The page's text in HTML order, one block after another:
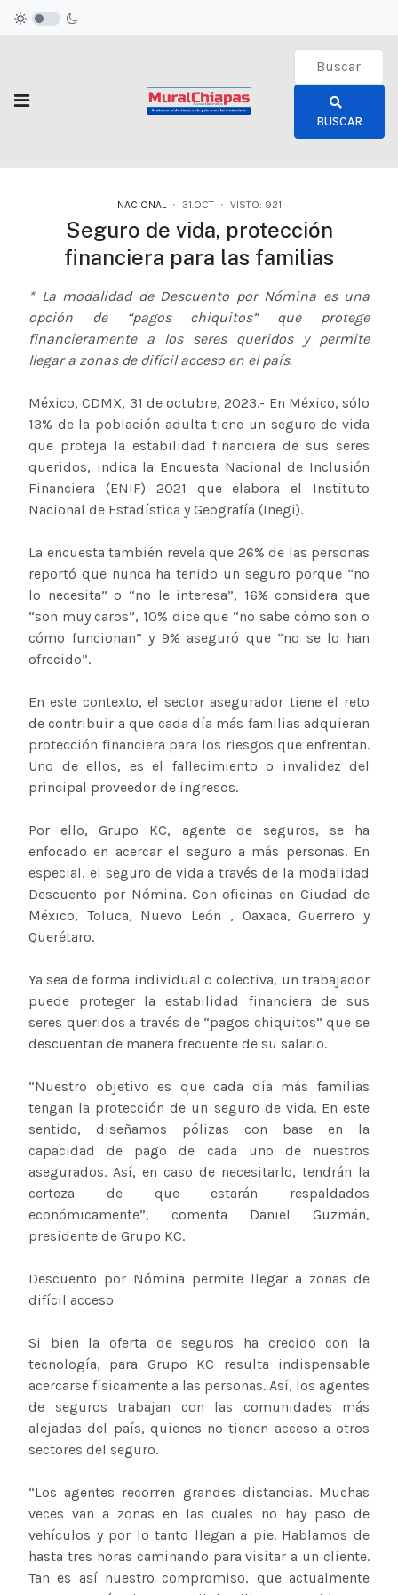
Type 2 or
BUSCAR
NACIONAL 31.OCT VISTO: 921
Seguro de vida, protección
financiera para las familias
* La modalidad de Descuento por Nómina es una
opción de “pagos chiquitos” que protege
financieramente a los seres queridos y permite
llegar a zonas de difícil acceso en el país.
México, CDMX, 31 de octubre, 2023.- En México, sólo
13% de la población adulta tiene un seguro de vida
que proteja la estabilidad financiera de sus seres
queridos, indica la Encuesta Nacional de Inclusión
Financiera (ENIF) 2021 que elabora el Instituto
Nacional de Estadística y Geografía (Inegi).
La encuesta también revela que 26% de las personas
reportó que nunca ha tenido un seguro porque “no
lo necesita” o “no le interesa”, 16% considera que
“son muy caros”, 10% dice que “no sabe cómo son o
cómo funcionan” y 9% aseguró que “no se lo han
ofrecido”.
En este contexto, el sector asegurador tiene el reto
de contribuir a que cada día más familias adquieran
protección financiera para los riesgos que enfrentan.
Uno de ellos, es el fallecimiento o invalidez del
principal proveedor de ingresos.
Por ello, Grupo KC, agente de seguros, se ha
enfocado en acercar el seguro a más personas. En
especial, el seguro de vida a través de la modalidad
Descuento por Nómina. Con oficinas en Ciudad de
México, Toluca, Nuevo León , Oaxaca, Guerrero y
Querétaro.
Ya sea de forma individual o colectiva, un trabajador
puede proteger la estabilidad financiera de sus
seres queridos a través de “pagos chiquitos” que se
descuentan de manera frecuente de su salario.
“Nuestro objetivo es que cada día más familias
tengan la protección de un seguro de vida. En este
sentido, diseñamos pólizas con base en la
capacidad de pago de cada uno de nuestros
asegurados. Así, en caso de necesitarlo, tendrán la
certeza de que estarán respaldados
económicamente”, comenta Daniel Guzmán,
presidente de Grupo KC.
Descuento por Nómina permite llegar a zonas de
difícil acceso
Si bien la oferta de seguros ha crecido con la
tecnología, para Grupo KC resulta indispensable
acercarse físicamente a las personas. Así, los agentes
de seguros trabajan con las comunidades más
alejadas del país, quienes no tienen acceso a otros
sectores del seguro.
“Los agentes recorren grandes distancias. Muchas
veces van a zonas en las cuales no hay paso de
vehículos y por lo tanto llegan a pie. Hablamos de
hasta tres horas caminando para visitar a un cliente.
Tan es así nuestro compromiso, que actualmente